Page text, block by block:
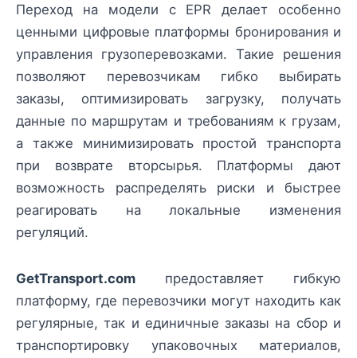
Переход на модели с EPR делает особенно
ценными цифровые платформы бронирования и
управления грузоперевозками. Такие решения
позволяют перевозчикам гибко выбирать
заказы, оптимизировать загрузку, получать
данные по маршрутам и требованиям к грузам,
а также минимизировать простой транспорта
при возврате вторсырья. Платформы дают
возможность распределять риски и быстрее
реагировать на локальные изменения
регуляций.
GetTransport.com предоставляет гибкую
платформу, где перевозчики могут находить как
регулярные, так и единичные заказы на сбор и
транспортировку упаковочных материалов,